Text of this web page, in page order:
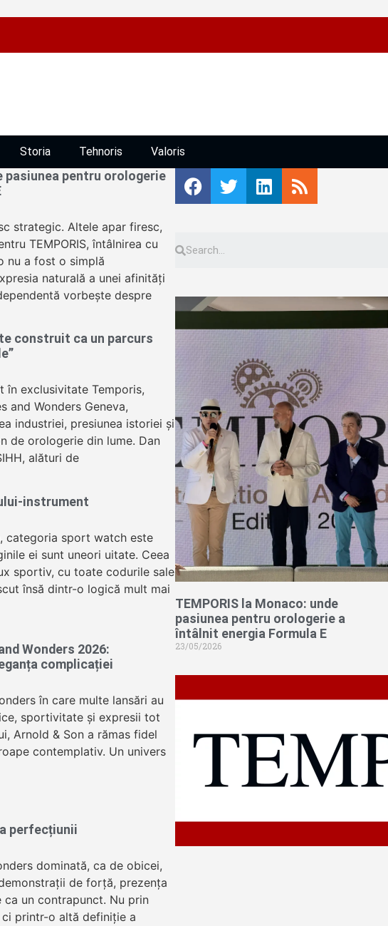
Storia Tehnoris Valoris
pasiunea pentru orologerie
strategic. Altele apar firesc,
TEMPORIS, întâlnirea cu
nu a fost o simplă
naturală a unei afinități
vorbește despre
construit ca un parcurs
în exclusivitate Temporis,
and Wonders Geneva,
industriei, presiunea istoriei și
de orologerie din lume. Dan
alături de
instrument
categoria sport watch este
ei sunt uneori uitate. Ceea
sportiv, cu toate codurile sale
însă dintr-o logică mult mai
Wonders 2026:
complicației
în care multe lansări au
sportivitate și expresii tot
Arnold & Son a rămas fidel
contemplativ. Un univers
perfecțiunii
dominată, ca de obicei,
de forță, prezența
un contrapunct. Nu prin
printr-o altă definiție a
TEMPORIS la Monaco: unde
pasiunea pentru orologerie a
întâlnit energia Formula E
23/05/2026